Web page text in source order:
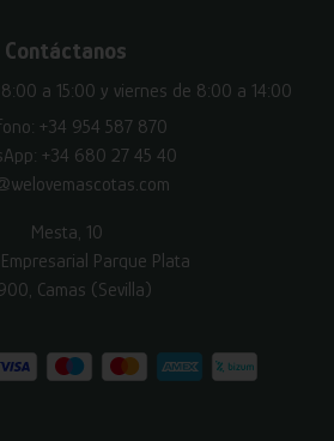
Contáctanos
a 15:00 y viernes de 8:00 a 14:00
+34 954 587 870
+34 680 27 45 40
Mesta, 10
Parque Plata
Camas (Sevilla)